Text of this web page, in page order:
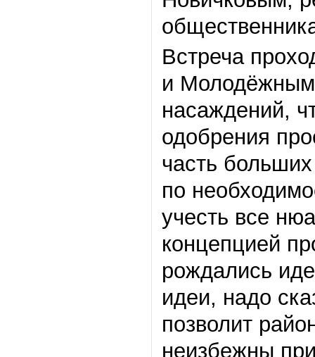
Встреча
и Молодёжным
насаждений,
одобрения
часть
по
учесть все
концепцией
рождались
идеи, надо
позволит
неизбежны